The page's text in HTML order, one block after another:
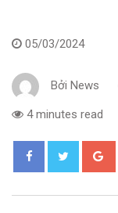
05/03/2024
Bởi News
4 minutes read